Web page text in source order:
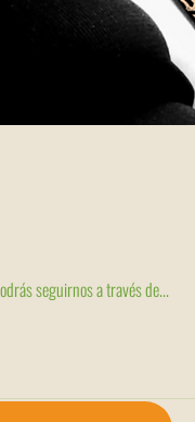
La primera es la Fan Page en Facebook donde podrás seguirnos a través de...